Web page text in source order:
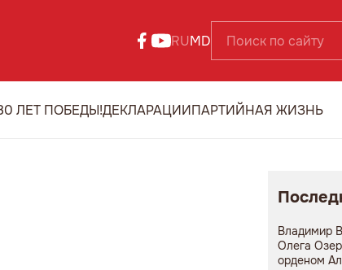
RUMD
ЛЕТ ПОБЕДЫ!ДЕКЛАРАЦИИПАРТИЙНАЯ ЖИЗНЬ
Владимир
Олега
орденом